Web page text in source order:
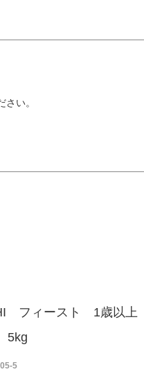
い。
フィースト 1歳以上
5kg
5